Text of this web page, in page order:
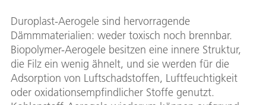
Duroplast-Aerogele sind hervorragende
Dämmmaterialien: weder toxisch noch brennbar.
Biopolymer-Aerogele besitzen eine innere Struktur,
die Filz ein wenig ähnelt, und sie werden für die
Adsorption von Luftschadstoffen, Luftfeuchtigkeit
oder oxidationsempfindlicher Stoffe genutzt.